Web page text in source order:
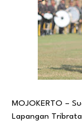
MOJOKERTO –
Lapangan